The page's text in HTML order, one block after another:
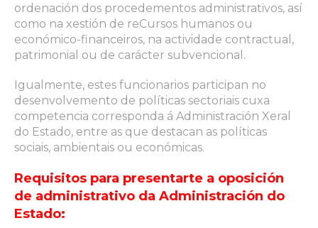
ordenación dos procedementos administrativos, así
como na xestión de reCursos humanos ou
económico-financeiros, na actividade contractual,
patrimonial ou de carácter subvencional.
Igualmente, estes funcionarios participan no
desenvolvemento de políticas sectoriais cuxa
competencia corresponda á Administración Xeral
do Estado, entre as que destacan as políticas
sociais, ambientais ou económicas.
Requisitos para presentarte a oposición
de administrativo da Administración do
Estado: